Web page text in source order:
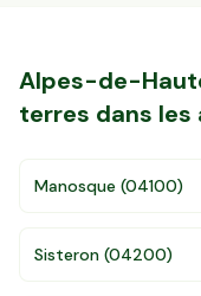
Alpes-de-
terres dans les
Manosque (04100)
Sisteron (04200)